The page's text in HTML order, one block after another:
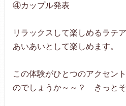
④カップル発表
リラックスして楽しめるラテ
あいあいとして楽しめます。
この体験がひとつのアクセン
のでしょうか～～？ きっとそ